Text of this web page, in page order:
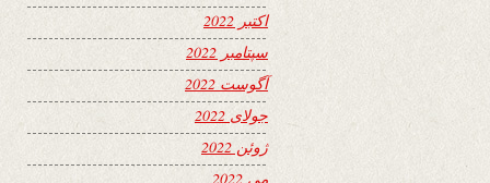
اکتبر 2022
سپتامبر 2022
آگوست 2022
جولای 2022
ژوئن 2022
می 2022